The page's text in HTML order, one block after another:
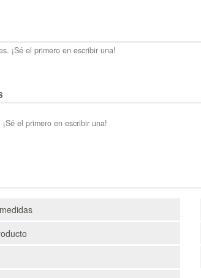
¡Sé el primero en escribir una!
el primero en escribir una!